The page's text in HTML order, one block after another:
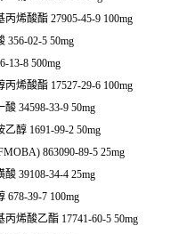
烯酸酯 27905-45-9 100mg
356-02-5 50mg
13-8 500mg
烯酸酯 17527-29-6 100mg
34598-33-9 50mg
醇 1691-99-2 50mg
863090-89-5 25mg
39108-34-4 25mg
678-39-7 100mg
烯酸乙酯 17741-60-5 50mg